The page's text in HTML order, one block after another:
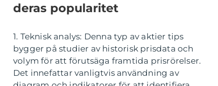
deras popularitet
1. Teknisk analys: Denna typ av aktier tips
bygger på studier av historisk prisdata och
volym för att förutsäga framtida prisrörelser.
Det innefattar vanligtvis användning av